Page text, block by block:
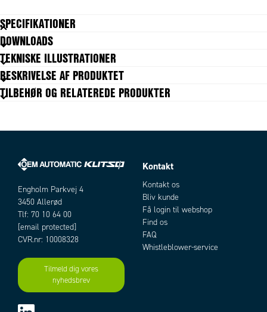
SPECIFIKATIONER
Gevind type test
Godkendelser
Koblingstype Multipresa
Materiale O-ring NBR
Temperaturområde fra
Tilslutning G1/4
Trykområde max 16 bar
Trykområde min
DOWNLOADS
TEKNISKE ILLUSTRATIONER
BESKRIVELSE AF PRODUKTET
TILBEHØR OG RELATEREDE PRODUKTER
Add to existing cart row
Engholm Parkvej 4
3450 Allerød
Tlf: 70 10 64 00
[email protected]
CVR.nr: 10008328
Tilmeld dig vores
nyhedsbrev
Kontakt
Kontakt os
Bliv kunde
Få login til webshop
Find os
FAQ
Whistleblower-service